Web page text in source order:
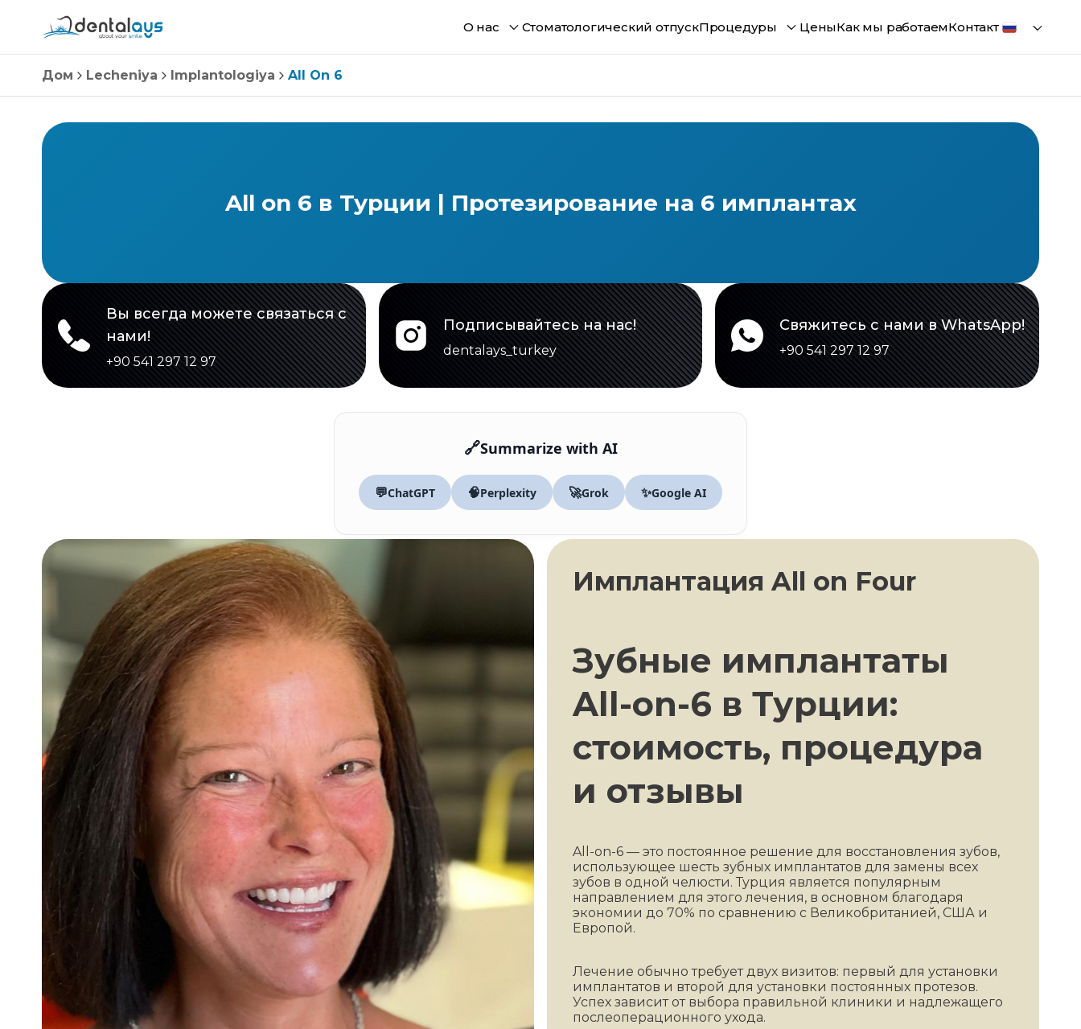
О нас Стоматологический отпускПроцедуры ЦеныКак мы работаемКонтакт
Дом Lecheniya Implantologiya All On 6
All on 6 в Турции | Протезирование на 6 имплантах
Вы всегда можете связаться с
нами!
+90 541 297 12 97
Подписывайтесь на нас!
dentalays_turkey
Свяжитесь с нами в WhatsApp!
+90 541 297 12 97
🔗Summarize with AI
💬ChatGPT 🧠Perplexity 🚀Grok ✨Google AI
Имплантация All on Four
Зубные имплантаты
All-on-6 в Турции:
стоимость, процедура
и отзывы
All-on-6 — это постоянное решение для восстановления зубов,
использующее шесть зубных имплантатов для замены всех
зубов в одной челюсти. Турция является популярным
направлением для этого лечения, в основном благодаря
экономии до 70% по сравнению с Великобританией, США и
Европой.
Лечение обычно требует двух визитов: первый для установки
имплантатов и второй для установки постоянных протезов.
Успех зависит от выбора правильной клиники и надлежащего
послеоперационного ухода.